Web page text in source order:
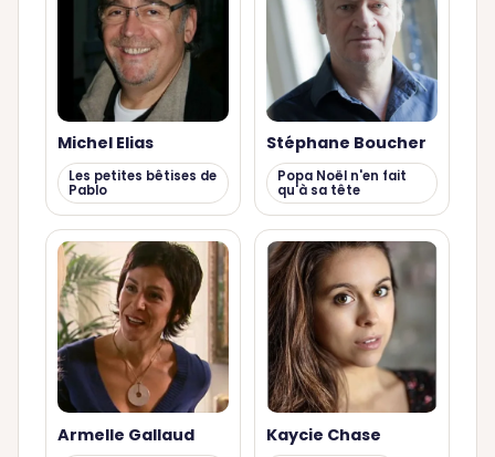
Michel Elias
Les petites bêtises de
Pablo
Stéphane Boucher
Popa Noël n'en fait
qu'à sa tête
Armelle Gallaud Kaycie Chase